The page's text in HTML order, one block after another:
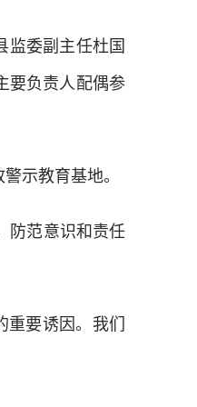
监委副主任杜国
要负责人配偶参
示教育基地。
防范意识和责任
要诱因。我们